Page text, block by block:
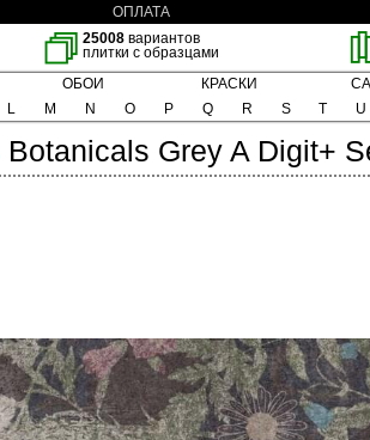
ОПЛАТА
25008 вариантов
плитки с образцами
ОБОИ КРАСКИ
L M N O P Q R S T U
Botanicals Grey A Digit+